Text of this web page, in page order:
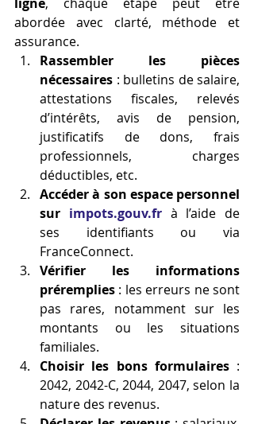
abordée avec clarté, méthode et
assurance.
Rassembler les pièces
nécessaires : bulletins de salaire,
attestations fiscales, relevés
d’intérêts, avis de pension,
justificatifs de dons, frais
professionnels, charges
déductibles, etc.
Accéder à son espace personnel
sur impots.gouv.fr à l’aide de
ses identifiants ou via
FranceConnect.
Vérifier les informations
préremplies : les erreurs ne sont
pas rares, notamment sur les
montants ou les situations
familiales.
Choisir les bons formulaires :
2042, 2042-C, 2044, 2047, selon la
nature des revenus.